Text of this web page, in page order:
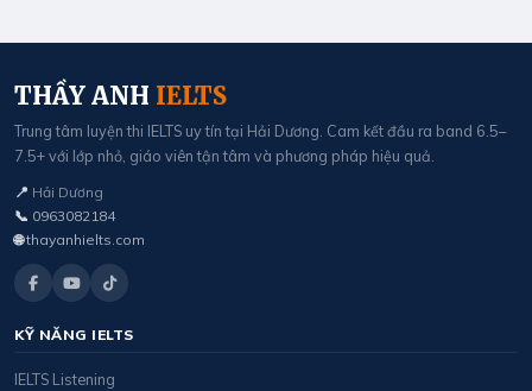
THẦY ANH IELTS
Trung tâm luyện thi IELTS uy tín tại Hải Dương. Cam kết đầu ra band 6.5–
7.5+ với lớp nhỏ, giáo viên tận tâm và phương pháp hiệu quả.
📍 Hải Dương
📞 0963082184
🌐 thayanhielts.com
KỸ NĂNG IELTS
IELTS Listening